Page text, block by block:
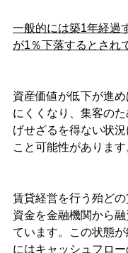
一般的には築1年経過
が1％下落するとされ
資産価値が低下が進
にくくなり、集客の
げせざるを得ない状
こと可能性があります
賃貸経営を行う殆ど
資金を金融機関から
ています。この状態
にはキャッシュフロ